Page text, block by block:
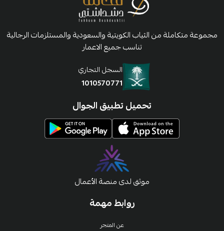
روابط مهمة
عن المتجر
مجموعة متكاملة من الثياب الكويتية والسعودية والمستلزمات الرجالية
تناسب جميع الاعمار
السجل التجاري
1010570771
تحميل تطبيق الجوال
موثق لدى منصة الأعمال